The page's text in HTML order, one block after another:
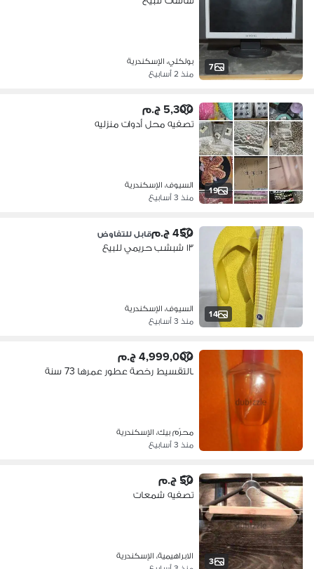
7
بولكلي، الإسكندرية
منذ 2 أسابيع
19
5,300 ج.م
تصفيه محل أدوات منزليه
السيوف، الإسكندرية
منذ 3 أسابيع
14
450 ج.م قابل للتفاوض
١٣ شبشب حريمي للبيع
السيوف، الإسكندرية
منذ 3 أسابيع
4,999,000 ج.م
بالتقسيط رخصة عطور عمرها 73 سنة
محرّم بيك، الإسكندرية
منذ 3 أسابيع
3
50 ج.م
تصفيه شمعات
الابراهيمية، الإسكندرية